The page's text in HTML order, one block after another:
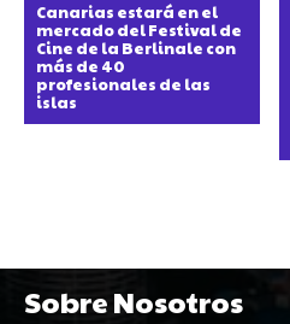
Canarias estará en el
mercado del Festival de
Cine de la Berlinale con
más de 40
profesionales de las
islas
Sobre Nosotros